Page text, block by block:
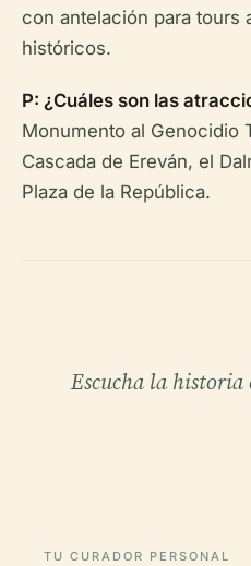
con antelación para tours
históricos.
P: ¿Cuáles son las
Monumento al Genocidio
Cascada de Ereván, el
Plaza de la República.
Escucha la historia
TU CURADOR PERSONAL